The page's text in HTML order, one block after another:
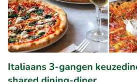
Italiaans 3-gangen